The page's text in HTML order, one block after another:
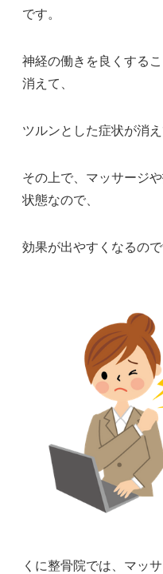
です。
神経の働きを良くする
消えて、
ツルンとした症状が消え
その上で、マッサージ
状態なので、
効果が出やすくなるので
くに整骨院では、マッ